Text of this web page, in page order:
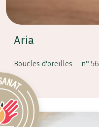
Aria
Boucles d'oreilles - n° 56